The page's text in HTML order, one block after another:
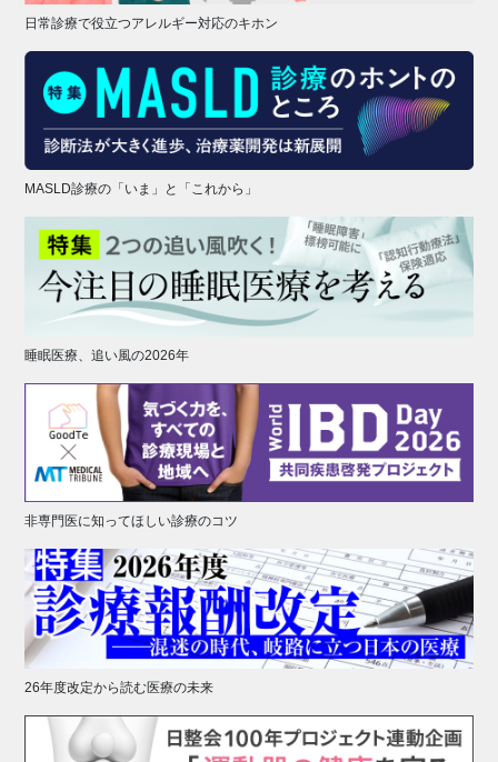
日常診療で役立つアレルギー対応のキホン
MASLD診療の「いま」と「これから」
睡眠医療、追い風の2026年
非専門医に知ってほしい診療のコツ
26年度改定から読む医療の未来